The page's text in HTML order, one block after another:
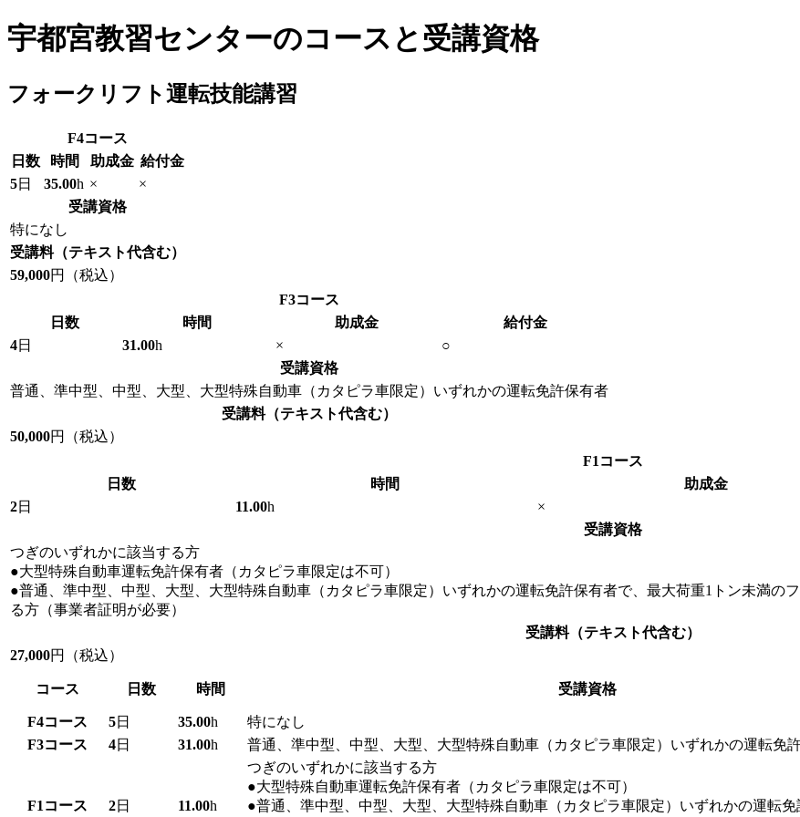
宇都宮教習センターのコースと受講資格
フォークリフト運転技能講習
F4コース
日数
時間 助成金 給付金
5日 35.00h ×
×
受講資格
特になし
受講料（テキスト代含む）
59,000円（税込）
F3コース
日数
時間 助成金
給付金
4日 31.00h ×
○
受講資格
普通、準中型、中型、大型、大型特殊自動車（カタピラ車限定）いずれかの運転免許保有者
受講料（テキスト代含む）
50,000円（税込）
F1 コース
日数
時間 助成金
2日 11.00h ×
受講資格
つぎのいずれかに該当する方
●大型特殊自動車運転免許保有者（カタピラ車限定は不可）
●普通、準中型、中型、大型、大型特殊自動車（カタピラ車限定）いずれかの運転免許保有者で、最大荷重1トン未満の
る方（事業者証明が必要）
受講料（テキスト代含む）
27,000円（税込）
コース 日数 時間 受講資格
F4コース 5日 35.00h 特になし
F3コース 4日 31.00h 普通、準中型、中型、大型、大型特殊自動車（カタピラ車限定）いずれかの運転免
F1 コース 2日 11.00h
つぎのいずれかに該当する方
●大型特殊自動車運転免許保有者（カタピラ車限定は不可）
●普通、準中型、中型、大型、大型特殊自動車（カタピラ車限定）いずれかの運転